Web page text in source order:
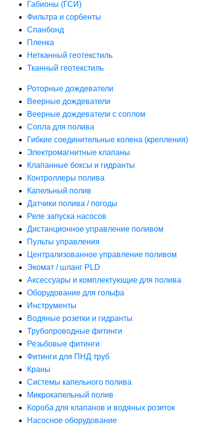
Габионы (ГСИ)
Фильтра и сорбенты
Спанбонд
Пленка
Нетканный геотекстиль
Тканный геотекстиль
Роторные дождеватели
Веерные дождеватели
Веерные дождеватели с соплом
Сопла для полива
Гибкие соединительные колена (крепления)
Электромагнитные клапаны
Клапанные боксы и гидранты
Контроллеры полива
Капельный полив
Датчики полива / погоды
Реле запуска насосов
Дистанционное управление поливом
Пульты управления
Централизованное управление поливом
Экомат / шланг PLD
Аксессуары и комплектующие для полива
Оборудование для гольфа
Инструменты
Водяные розетки и гидранты
Трубопроводные фитинги
Резьбовые фитинги
Фитинги для ПНД труб
Краны
Системы капельного полива
Микрокапельный полив
Короба для клапанов и водяных розеток
Насосное оборудование